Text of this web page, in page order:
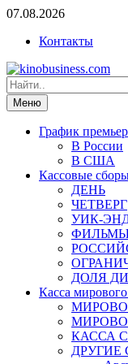
07.08.2026
Контакты
Меню
График премьер
В России
В США
Кассовые
ДЕНЬ
ЧЕТВЕРГ
УИК-
ДОЛЯ
Касса
КАССА
ДРУГИЕ